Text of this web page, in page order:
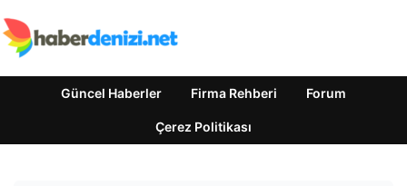
Güncel Haberler Firma Rehberi Forum
Çerez Politikası